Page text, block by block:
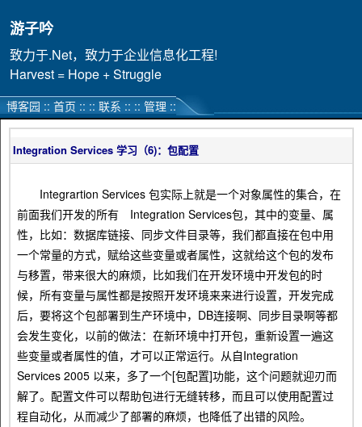
游子吟
致力于.Net，致力于企业信息化工程!
Harvest = Hope + Struggle
博客园 :: 首页 :: :: 联系 :: :: 管理 ::
Integration Services 学习（6)：包配置
Integrartion Services 包实际上就是一个对象属性的集合，在
前面我们开发的所有 Integration Services包，其中的变量、属
性，比如：数据库链接、同步文件目录等，我们都直接在包中用
一个常量的方式，赋给这些变量或者属性，这就给这个包的发布
与移置，带来很大的麻烦，比如我们在开发环境中开发包的时
候，所有变量与属性都是按照开发环境来来进行设置，开发完成
后，要将这个包部署到生产环境中，DB连接啊、同步目录啊等都
会发生变化，以前的做法：在新环境中打开包，重新设置一遍这
些变量或者属性的值，才可以正常运行。从自Integration
Services 2005 以来，多了一个[包配置]功能，这个问题就迎刃而
解了。配置文件可以帮助包进行无缝转移，而且可以使用配置过
程自动化，从而减少了部署的麻烦，也降低了出错的风险。